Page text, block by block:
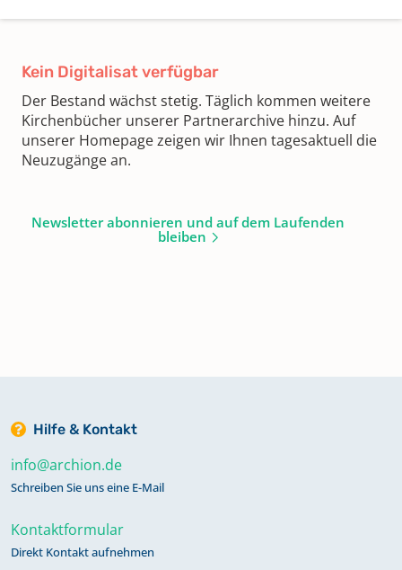
Kein Digitalisat verfügbar
Der Bestand wächst stetig. Täglich kommen weitere
Kirchenbücher unserer Partnerarchive hinzu. Auf
unserer Homepage zeigen wir Ihnen tagesaktuell die
Neuzugänge an.
Newsletter abonnieren und auf dem Laufenden
bleiben
Hilfe & Kontakt
info@archion.de
Schreiben Sie uns eine E-Mail
Kontaktformular
Direkt Kontakt aufnehmen